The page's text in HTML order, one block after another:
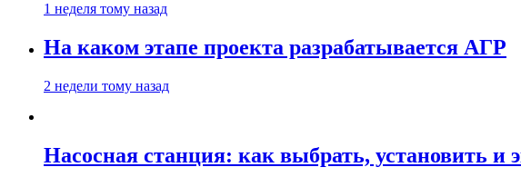
1 неделя тому назад
На каком этапе проекта разрабатывается АГР
2 недели тому назад
Насосная станция: как выбрать, установить и